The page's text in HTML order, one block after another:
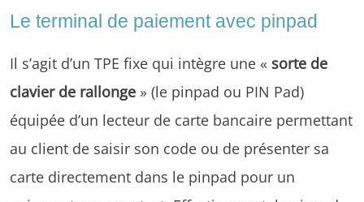
Le terminal de paiement avec pinpad
Il s’agit d’un TPE fixe qui intègre une « sorte de
clavier de rallonge » (le pinpad ou PIN Pad)
équipée d’un lecteur de carte bancaire permettant
au client de saisir son code ou de présenter sa
carte directement dans le pinpad pour un